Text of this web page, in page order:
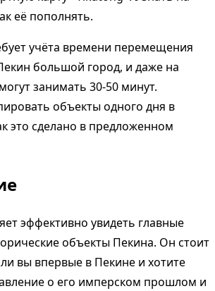
её пополнять.
учёта времени перемещения
большой город, и даже на
занимать 30-50 минут.
объекты одного дня в
это сделано в предложенном
эффективно увидеть главные
объекты Пекина. Он стоит
вы впервые в Пекине и хотите
о его имперском прошлом и